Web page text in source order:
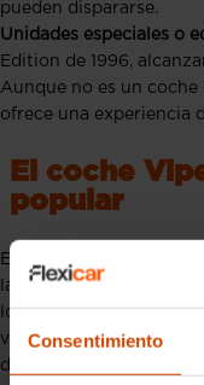
Consentimiento
pueden dispararse.
Unidades especiales o
Edition de 1996,
Aunque no es un
ofrece una experiencia
El coche
popular
El
también
la cultura del motor
los modelos más
videojuegos, donde ha
descubrir su carácter